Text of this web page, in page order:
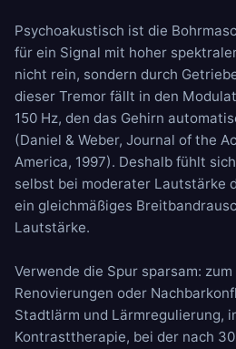
Psychoakustisch ist die
für ein Signal mit hoher
nicht rein, sondern durch
dieser Tremor fällt in den
150 Hz, den das Gehirn
(Daniel & Weber, Journal of the
America, 1997). Deshalb fühlt
selbst bei moderater Lautstärke
ein gleichmäßiges
Lautstärke.
Verwende die Spur sparsam:
Renovierungen oder
Stadtlärm und Lärmregulierung,
Kontrasttherapie, bei der nach